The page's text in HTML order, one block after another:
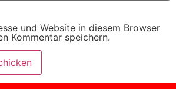
und Website in diesem Browser
Kommentar speichern.